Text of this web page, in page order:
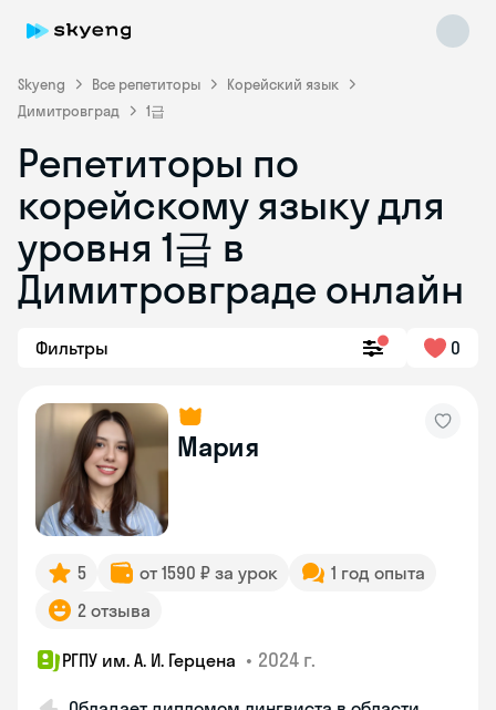
Skyeng Все репетиторы
Корейский язык
Димитровград
1급
Репетиторы по
корейскому языку для
уровня 1급 в
Димитровграде онлайн
Фильтры 0
Мария
5 от 1590 ₽ за урок
1 год опыта
2 отзыва
РГПУ им. А. И. Герцена • 2024 г.
Skyeng Chat